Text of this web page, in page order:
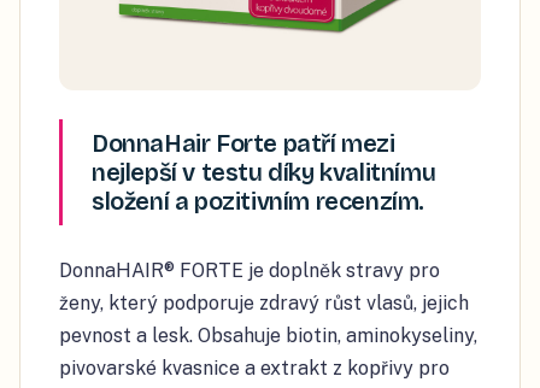
DonnaHair Forte patří mezi
nejlepší v testu díky kvalitnímu
složení a pozitivním recenzím.
DonnaHAIR® FORTE je doplněk stravy pro
ženy, který podporuje zdravý růst vlasů, jejich
pevnost a lesk. Obsahuje biotin, aminokyseliny,
pivovarské kvasnice a extrakt z kopřivy pro